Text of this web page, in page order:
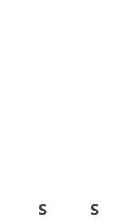
S
S